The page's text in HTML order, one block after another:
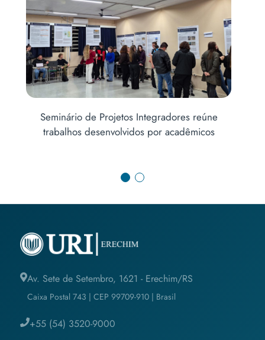
Um alerta à saúde pública: pesquisas revelam
impactos no uso do cigarro eletrônico
Av. Sete de Setembro, 1621 - Erechim/RS
Caixa Postal 743 | CEP 99709-910 | Brasil
+55 (54) 3520-9000